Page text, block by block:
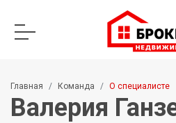
Главная Команда О специалисте
Валерия